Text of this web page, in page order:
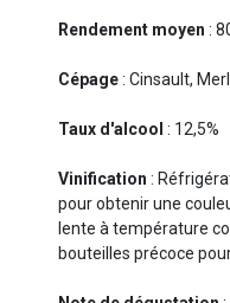
Rendement moyen :
Cépage: Cinsault,
Taux d'alcool : 12,5%
Vinification :
pour obtenir une
lente à température
bouteilles précoce